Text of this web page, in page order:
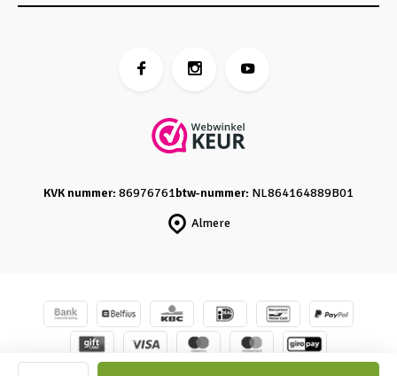
Almere
KVK nummer: 86976761btw-nummer: NL864164889B01
© Caro's Atelier